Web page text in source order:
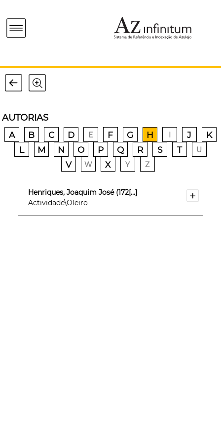
AUTORIAS
A B C D E F G H I J
K
L
M N O P Q R S T U
V W X Y Z
Henriques, Joaquim José (172[...]
Actividade\Oleiro